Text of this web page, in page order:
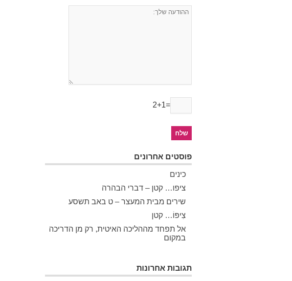
2+1=
פוסטים אחרונים
כינים
ציפו… קטן – דברי הבהרה
שירים מבית המעצר – ט באב תשסע
צִיפּוֹ… קטן
אל תפחד מההליכה האיטית, רק מן הדריכה
במקום
תגובות אחרונות